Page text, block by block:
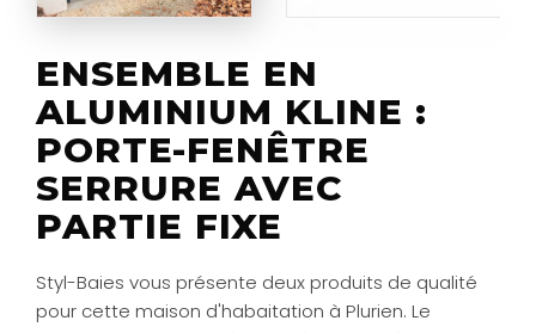
ENSEMBLE EN
ALUMINIUM KLINE :
PORTE-FENÊTRE
SERRURE AVEC
PARTIE FIXE
Styl-Baies vous présente deux produits de qualité
pour cette maison d'habaitation à Plurien. Le